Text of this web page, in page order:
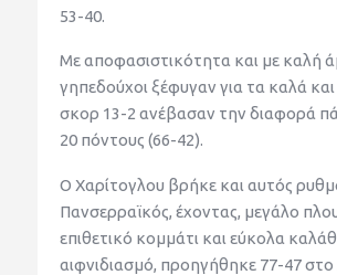
53-40.
Με αποφασιστικότητα και με καλή
γηπεδούχοι ξέφυγαν για τα καλά και
σκορ 13-2 ανέβασαν την διαφορά
20 πόντους (66-42).
Ο Χαρίτογλου βρήκε και αυτός
Πανσερραϊκός, έχοντας, μεγάλο
επιθετικό κομμάτι και εύκολα
αιφνιδιασμό, προηγήθηκε 77-47 στο